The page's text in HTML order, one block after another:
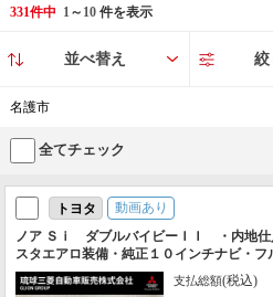
331件中 1～ 10件を表示
並べ替え 絞
名護市
全てチェック
トヨタ
動画あり
ノア Ｓｉ ダブルバイビーＩＩ ・内地仕
スタエアロ装備・純正１０インチナビ・
ター・バックカメラ・ＥＴＣ・両側パワー
ズコントロール
支払総額(税込)